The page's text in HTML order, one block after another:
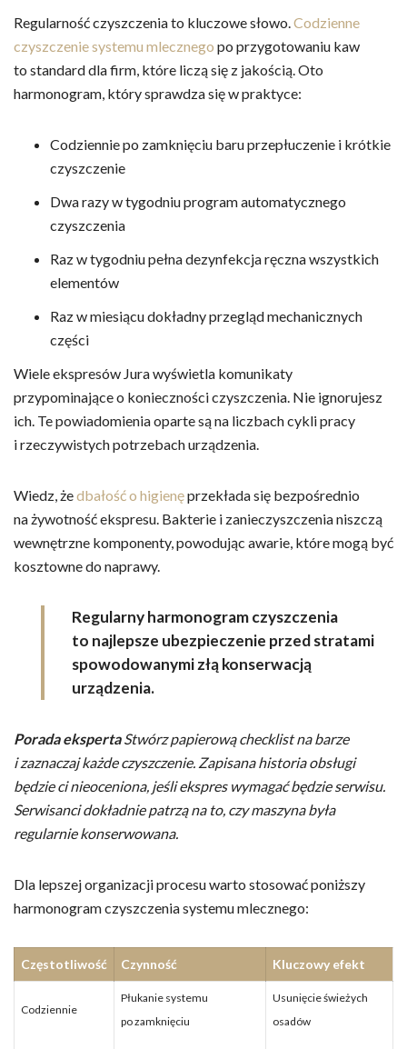
Regularność czyszczenia to kluczowe słowo.Codzienne
czyszczenie systemu mlecznego po przygotowaniu kaw
to standard dla firm, które liczą się z jakością. Oto
harmonogram, który sprawdza się w praktyce:
Codziennie po zamknięciu baru przepłuczenie i krótkie
czyszczenie
Dwa razy w tygodniu program automatycznego
czyszczenia
Raz w tygodniu pełna dezynfekcja ręczna wszystkich
elementów
Raz w miesiącu dokładny przegląd mechanicznych
części
Wiele ekspresów Jura wyświetla komunikaty
przypominające o konieczności czyszczenia. Nie ignorujesz
ich. Te powiadomienia oparte są na liczbach cykli pracy
i rzeczywistych potrzebach urządzenia.
Wiedz, żedbałość o higienęprzekłada się bezpośrednio
na żywotność ekspresu. Bakterie i zanieczyszczenia niszczą
wewnętrzne komponenty, powodując awarie, które mogą być
kosztowne do naprawy.
Regularny harmonogram czyszczenia
to najlepsze ubezpieczenie przed stratami
spowodowanymi złą konserwacją
urządzenia.
Porada eksperta Stwórz papierową checklist na barze
i zaznaczaj każde czyszczenie. Zapisana historia obsługi
będzie ci nieoceniona, jeśli ekspres wymagać będzie serwisu.
Serwisanci dokładnie patrzą na to, czy maszyna była
regularnie konserwowana.
Dla lepszej organizacji procesu warto stosować poniższy
harmonogram czyszczenia systemu mlecznego:
Częstotliwość Czynność Kluczowy efekt
Codziennie
Płukanie systemu
po zamknięciu
Usunięcie świeżych
osadów